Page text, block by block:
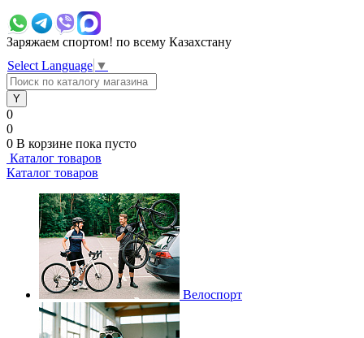
Заряжаем спортом! по всему Казахстану
Select Language ▼
0
0
0 В корзине пока пусто
Каталог товаров
Каталог товаров
Велоспорт